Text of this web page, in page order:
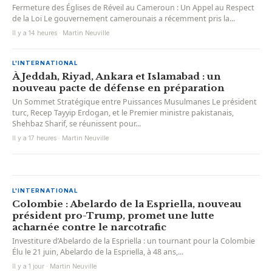
Fermeture des Églises de Réveil au Cameroun : Un Appel au Respect
de la Loi Le gouvernement camerounais a récemment pris la...
Il y a 14 heures · Martin Neuville
L'INTERNATIONAL
À Jeddah, Riyad, Ankara et Islamabad : un
nouveau pacte de défense en préparation
Un Sommet Stratégique entre Puissances Musulmanes Le président
turc, Recep Tayyip Erdogan, et le Premier ministre pakistanais,
Shehbaz Sharif, se réunissent pour...
Il y a 17 heures · Martin Neuville
L'INTERNATIONAL
Colombie : Abelardo de la Espriella, nouveau
président pro-Trump, promet une lutte
acharnée contre le narcotrafic
Investiture d’Abelardo de la Espriella : un tournant pour la Colombie
Élu le 21 juin, Abelardo de la Espriella, à 48 ans,...
Il y a 1 jour · Martin Neuville